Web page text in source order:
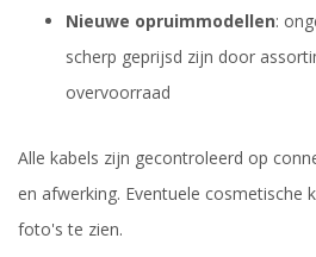
Nieuwe opruimmodellen:
scherp geprijsd zijn door
overvoorraad
Alle kabels zijn gecontroleerd op
en afwerking. Eventuele cosmetische
foto's te zien.